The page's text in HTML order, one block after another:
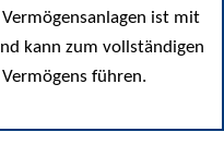
ist mit
kann zum vollständigen
führen.